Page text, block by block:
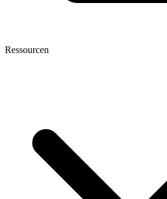
Ressourcen